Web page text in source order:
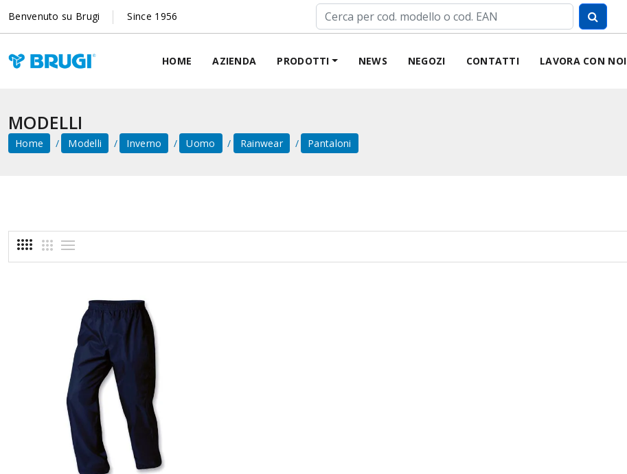
Benvenuto su Brugi Since 1956
HOME AZIENDA PRODOTTI NEWS NEGOZI CONTATTI LAVORA CON NOI
MODELLI
Home Modelli Inverno Uomo Rainwear Pantaloni